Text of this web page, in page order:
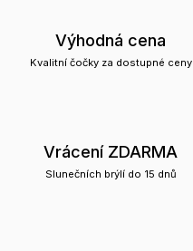
Výhodná cena
Kvalitní čočky za dostupné ceny
Vrácení ZDARMA
Slunečních brýlí do 15 dnů